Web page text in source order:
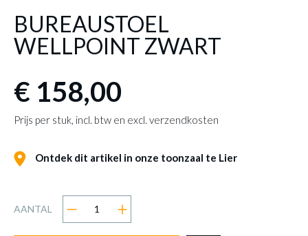
BUREAUSTOEL
WELLPOINT ZWART
€ 158,00
Prijs per stuk, incl. btw en excl. verzendkosten
Ontdek dit artikel in onze toonzaal te Lier
AANTAL